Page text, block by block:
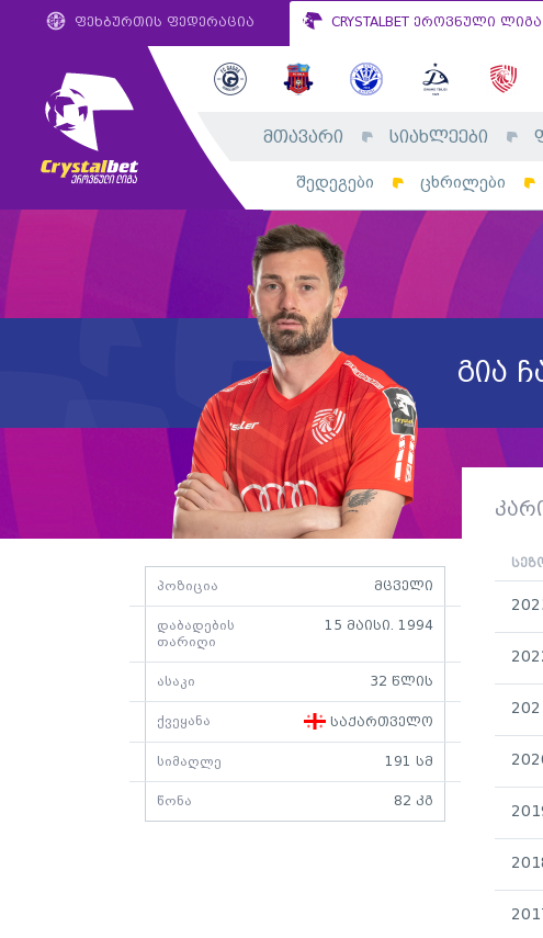
ფეხბურთის ფედერაცია CRYSTALBET ეროვნული ლიგა
მთავარი სიახლეები
შედეგები ცხრილები
გია
პოზიცია მცველი
დაბადების
თარიღი
15 მაისი. 1994
ასაკი 32 წლის
ქვეყანა საქართველო
სიმაღლე 191 სმ
წონა 82 კგ